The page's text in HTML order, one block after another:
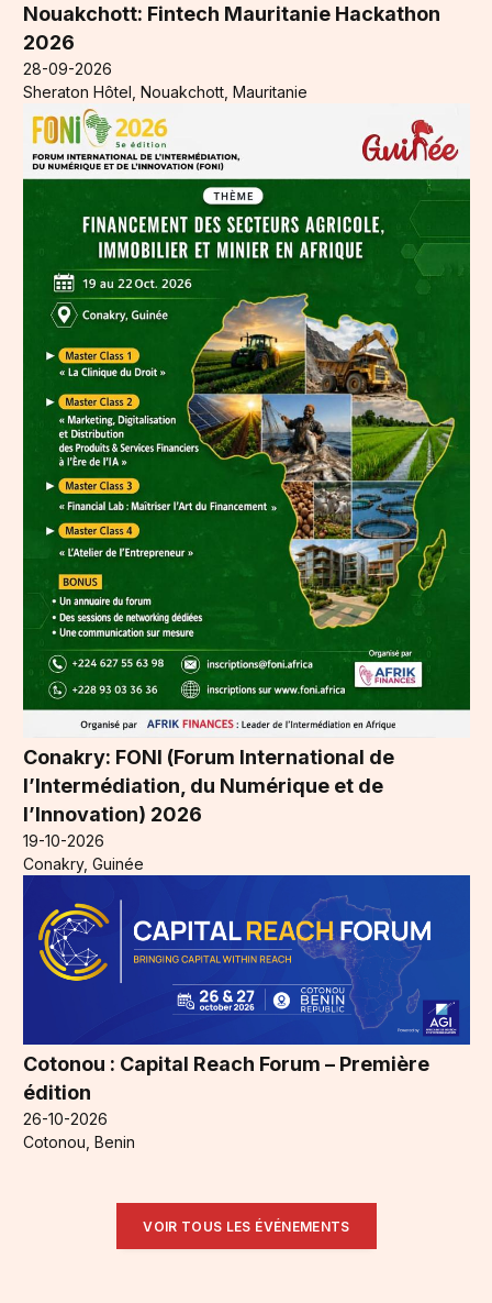
Nouakchott: Fintech Mauritanie Hackathon
2026
28-09-2026
Sheraton Hôtel, Nouakchott, Mauritanie
Conakry: FONI (Forum International de
l’Intermédiation, du Numérique et de
l’Innovation) 2026
19-10-2026
Conakry, Guinée
Cotonou : Capital Reach Forum – Première
édition
26-10-2026
Cotonou, Benin
VOIR TOUS LES ÉVÉNEMENTS